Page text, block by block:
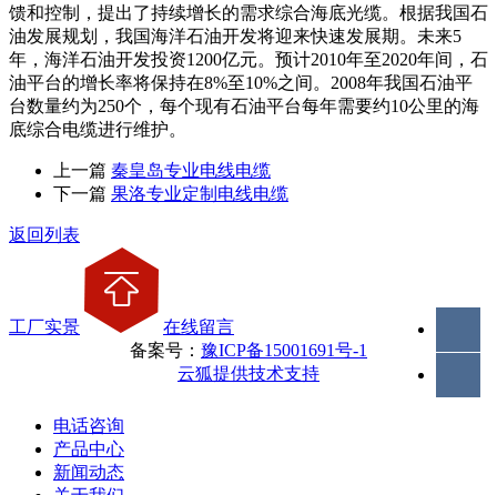
馈和控制，提出了持续增长的需求综合海底光缆。根据我国石
油发展规划，我国海洋石油开发将迎来快速发展期。未来5
年，海洋石油开发投资1200亿元。预计2010年至2020年间，石
油平台的增长率将保持在8%至10%之间。2008年我国石油平
台数量约为250个，每个现有石油平台每年需要约10公里的海
底综合电缆进行维护。
上一篇 秦皇岛专业电线电缆
下一篇 果洛专业定制电线电缆
返回列表
工厂实景
在线留言
备案号： 豫ICP备15001691号-1
云狐提供技术支持
电话咨询
产品中心
新闻动态